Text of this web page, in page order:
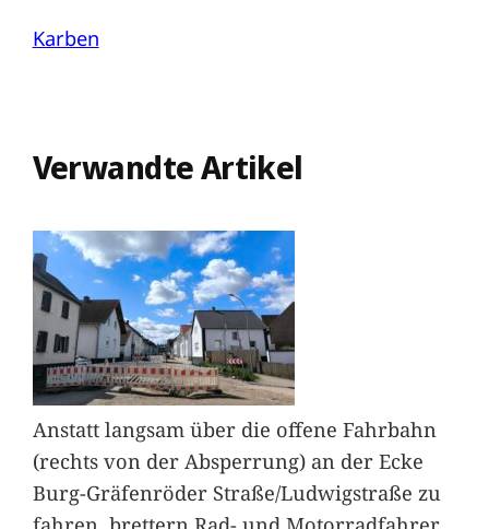
Karben
Verwandte Artikel
Anstatt langsam über die offene Fahrbahn
(rechts von der Absperrung) an der Ecke
Burg-Gräfenröder Straße/Ludwigstraße zu